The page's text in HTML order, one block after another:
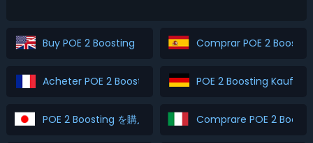
Buy POE 2 Boosting Comprar POE 2
Acheter POE 2 Boosting POE 2 Boosting Kaufen
POE 2 Boosting を購入 Comprare POE 2